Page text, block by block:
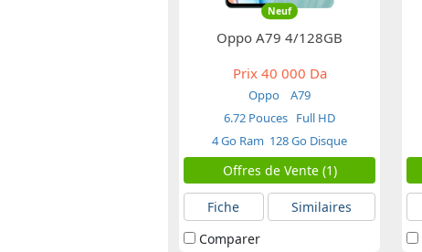
Neuf
Oppo A79 4/128GB
Prix40 000 Da
Oppo
A79
6.72 Pouces Full HD
4 Go Ram 128 Go Disque
Offres de Vente (1)
Fiche
Similaires
Comparer